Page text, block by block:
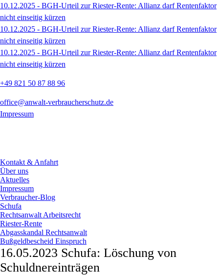
10.12.2025 - BGH-Urteil zur Riester-Rente: Allianz darf Rentenfaktor
nicht einseitig kürzen
10.12.2025 - BGH-Urteil zur Riester-Rente: Allianz darf Rentenfaktor
nicht einseitig kürzen
10.12.2025 - BGH-Urteil zur Riester-Rente: Allianz darf Rentenfaktor
nicht einseitig kürzen
+49 821 50 87 88 96
office@anwalt-verbraucherschutz.de
Impressum
Kontakt & Anfahrt
Über uns
Aktuelles
Impressum
Verbraucher-Blog
Schufa
Rechtsanwalt Arbeitsrecht
Riester-Rente
Abgasskandal Rechtsanwalt
Bußgeldbescheid Einspruch
16.05.2023 Schufa: Löschung von
Schuldnereinträgen